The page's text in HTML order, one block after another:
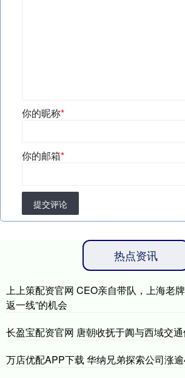
你的昵称*
你的邮箱*
提交评论
热点资讯
上上策配资官网 CEO亲自带队，上海老
返一线”的机会
长盈宝配资官网 唐朝收抚于阗与西域交
万店优配APP下载 华纳兄弟探索公司涨